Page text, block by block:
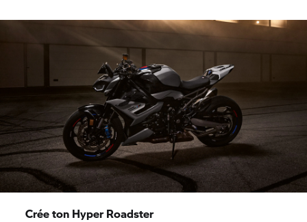
Crée ton Hyper Roadster